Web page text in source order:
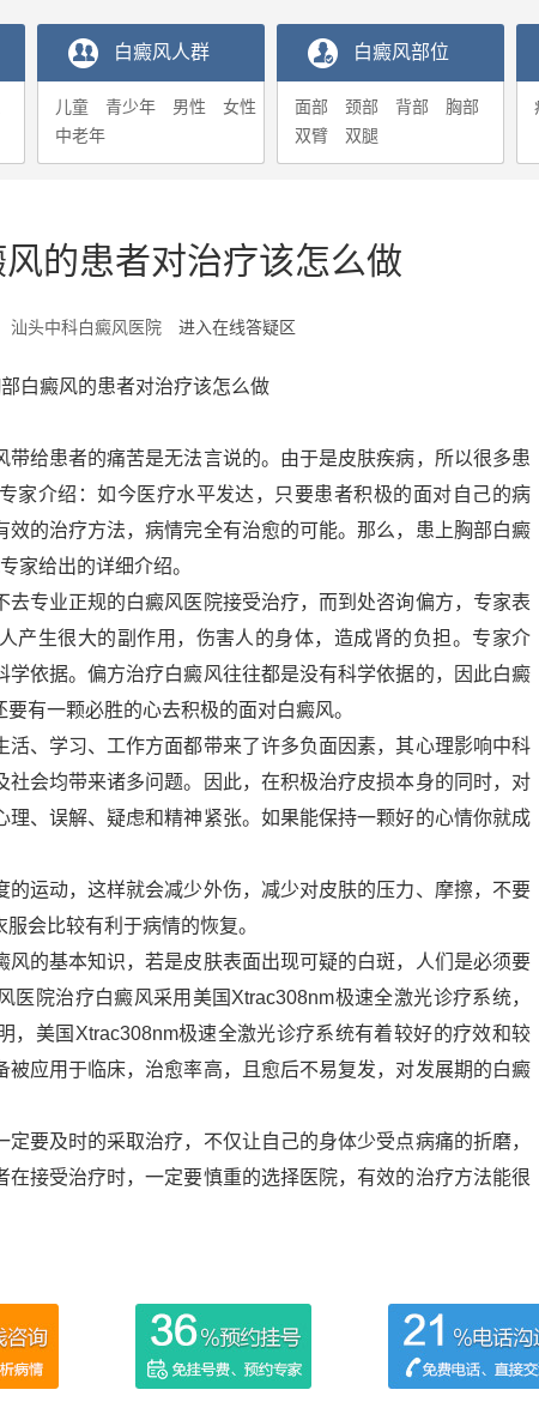
白癜风人群
儿童 青少年 男性
女性
中老年
白癜风部位
面部 颈部 背部
胸部
双臂
双腿
的患者对治疗该怎么做
汕头中科白癜风医院 进入在线答疑区
带给患者的痛苦是无法言说的。由于是皮肤疾病，所以很多患
家介绍：如今医疗水平发达，只要患者积极的面对自己的病
的治疗方法，病情完全有治愈的可能。那么，患上胸部白癜
家给出的详细介绍。
专业正规的白癜风医院接受治疗，而到处咨询偏方，专家表
产生很大的副作用，伤害人的身体，造成肾的负担。专家介
依据。偏方治疗白癜风往往都是没有科学依据的，因此白癜
有一颗必胜的心去积极的面对白癜风。
、学习、工作方面都带来了许多负面因素，其心理影响中科
会均带来诸多问题。因此，在积极治疗皮损本身的同时，对
、误解、疑虑和精神紧张。如果能保持一颗好的心情你就成
的运动，这样就会减少外伤，减少对皮肤的压力、摩擦，不要
会比较有利于病情的恢复。
的基本知识，若是皮肤表面出现可疑的白斑，人们是必须要
医院治疗白癜风采用美国Xtrac308nm极速全激光诊疗系统，
，美国Xtrac308nm极速全激光诊疗系统有着较好的疗效和较
应用于临床，治愈率高，且愈后不易复发，对发展期的白癜
要及时的采取治疗，不仅让自己的身体少受点病痛的折磨，
接受治疗时，一定要慎重的选择医院，有效的治疗方法能很